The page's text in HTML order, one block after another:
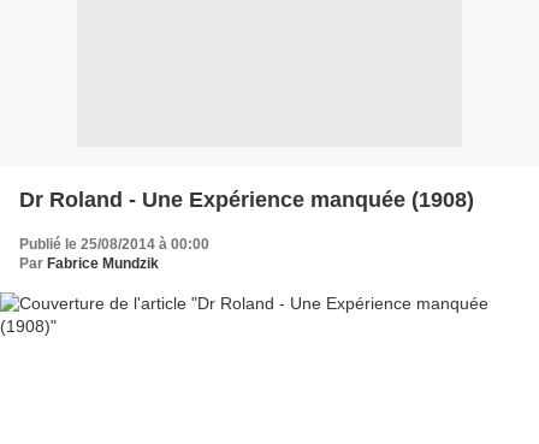
Dr Roland - Une Expérience manquée (1908)
Publié le 25/08/2014 à 00:00
Par Fabrice Mundzik